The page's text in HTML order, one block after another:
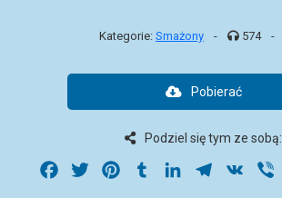
Kategorie: Smażony - 574 -
Pobierać
Podziel się tym ze sobą:
Facebook
Twitter PinterestTumblrLinkedInTelegram
VK